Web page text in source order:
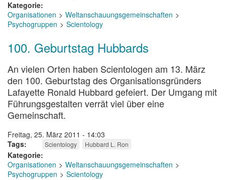
Kategorie
Organisationen
Weltanschauungsgemeinschaften
Psychogruppen
Scientology
100. Geburtstag Hubbards
An vielen Orten haben Scientologen am 13. März
den 100. Geburtstag des Organisationsgründers
Lafayette Ronald Hubbard gefeiert. Der Umgang mit
Führungsgestalten verrät viel über eine
Gemeinschaft.
Freitag, 25. März 2011 - 14:03
Tags
Scientology Hubbard L. Ron
Kategorie
Organisationen
Weltanschauungsgemeinschaften
Psychogruppen
Scientology